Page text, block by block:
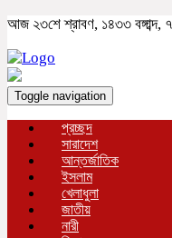
আজ ২৩শে শ্রাবণ, ১৪৩৩ বঙ্গাব্দ,
Toggle navigation
প্রচ্ছদ
সারাদেশ
আন্তর্জাতিক
ইসলাম
খেলাধুলা
জাতীয়
নারী